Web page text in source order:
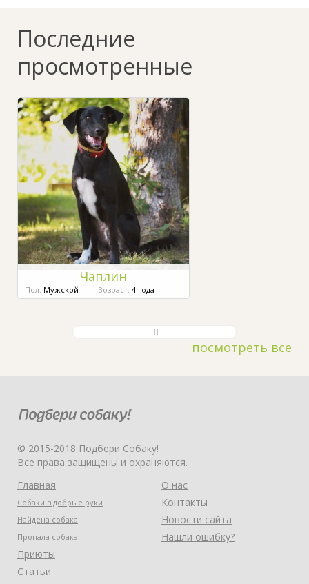
Последние
просмотренные
Чаплин
Пол: Мужской Возраст: 4 года
посмотреть все
© 2015-2018 Подбери Собаку!
Все права защищены и охраняются.
Главная
Собаки в добрые руки
Найдена собака
Пропала собака
Приюты
Статьи
О нас
Контакты
Новости сайта
Нашли ошибку?